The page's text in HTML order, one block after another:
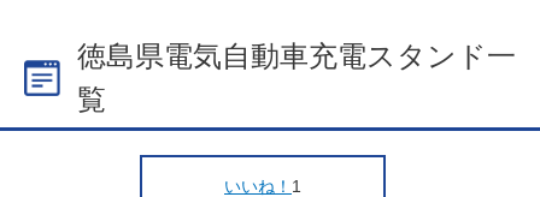
徳島県電気自動車充電スタンド一
覧
いいね！ 1